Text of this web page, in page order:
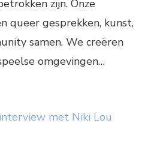
zijn. Onze
queer gesprekken, kunst,
samen. We creëren
omgevingen…